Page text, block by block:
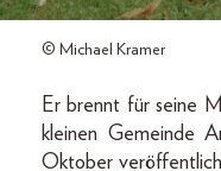
© Michael Kramer
Er brennt für seine
kleinen Gemeinde
Oktober